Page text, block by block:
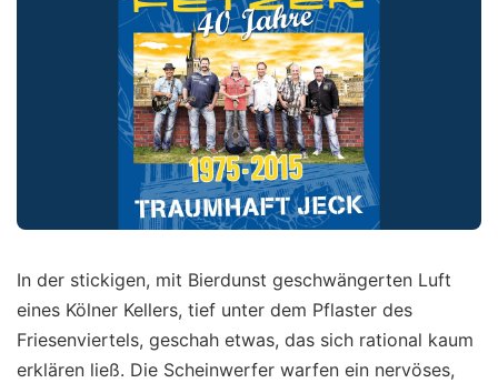
In der stickigen, mit Bierdunst geschwängerten Luft
eines Kölner Kellers, tief unter dem Pflaster des
Friesenviertels, geschah etwas, das sich rational kaum
erklären ließ. Die Scheinwerfer warfen ein nervöses,